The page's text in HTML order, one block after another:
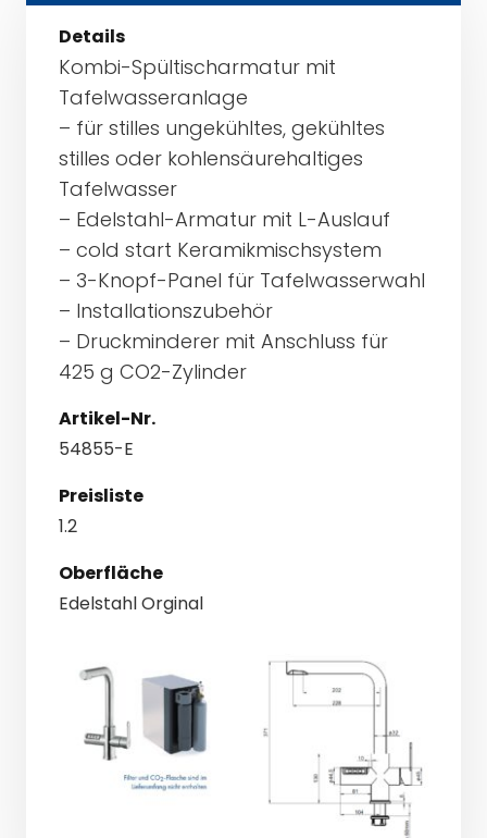
Details
Kombi-Spültischarmatur mit
Tafelwasseranlage
– für stilles ungekühltes, gekühltes
stilles oder kohlensäurehaltiges
Tafelwasser
– Edelstahl-Armatur mit L-Auslauf
– cold start Keramikmischsystem
– 3-Knopf-Panel für Tafelwasserwahl
– Installationszubehör
– Druckminderer mit Anschluss für
425 g CO2-Zylinder
Artikel-Nr.
54855-E
Preisliste
1.2
Oberfläche
Edelstahl Orginal